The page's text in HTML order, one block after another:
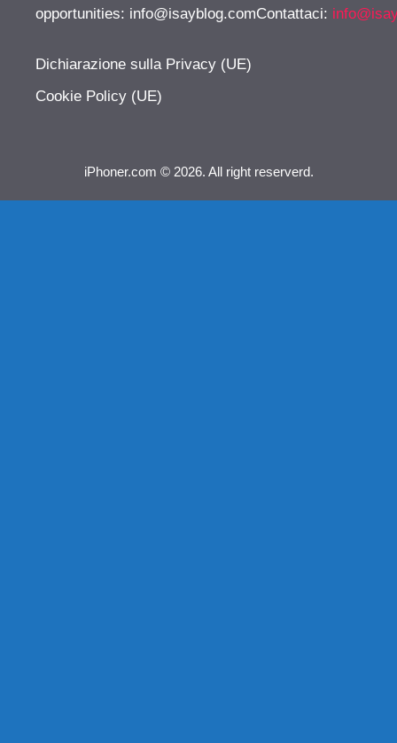
opportunities: info@isayblog.comContattaci:
Dichiarazione sulla Privacy (UE)
Cookie Policy (UE)
iPhoner.com © 2026. All right reserverd.